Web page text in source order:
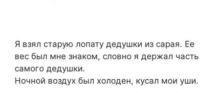
Я взял старую лопату дедушки из сарая. Ее
вес был мне знаком, словно я держал часть
самого дедушки.
Ночной воздух был холоден, кусал мои уши.